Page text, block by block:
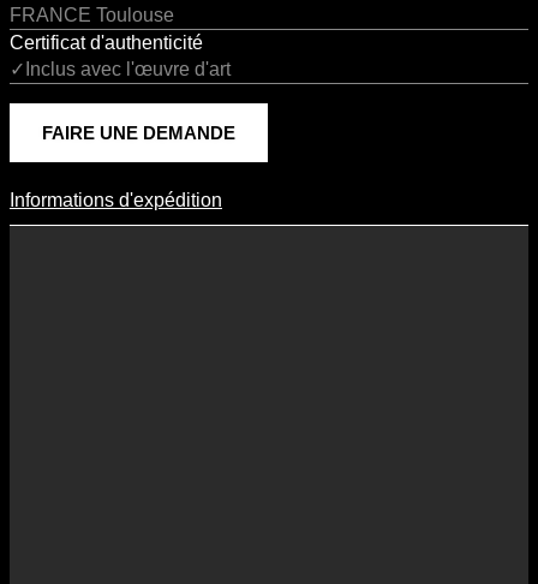
FRANCE Toulouse
Certificat d'authenticité
✓Inclus avec l'œuvre d'art
FAIRE UNE DEMANDE
Informations D'expédition
Informations d'expédition